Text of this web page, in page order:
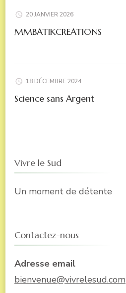
20 JANVIER 2026
MMBATIKCREATIONS
18 DÉCEMBRE 2024
Science sans Argent
Vivre le Sud
Un moment de détente
Contactez-nous
Adresse email
bienvenue@vivrelesud.com